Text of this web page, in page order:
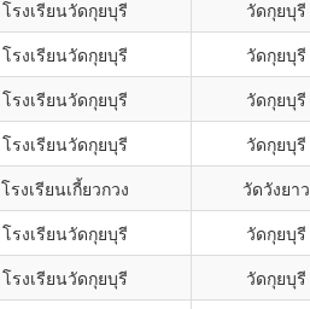
โรงเรียนวัดกุยบุรี วัดกุยบุรี
โรงเรียนวัดกุยบุรี วัดกุยบุรี
โรงเรียนวัดกุยบุรี วัดกุยบุรี
โรงเรียนวัดกุยบุรี วัดกุยบุรี
โรงเรียนเกี้ยวกวง วัดวังยาว
โรงเรียนวัดกุยบุรี วัดกุยบุรี
โรงเรียนวัดกุยบุรี วัดกุยบุรี